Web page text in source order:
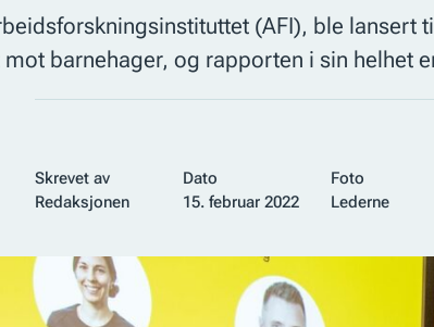
(AFI), ble
barnehager, og rapporten i sin helhet
Skrevet av
Redaksjonen
Dato
15. februar 2022
Foto
Lederne